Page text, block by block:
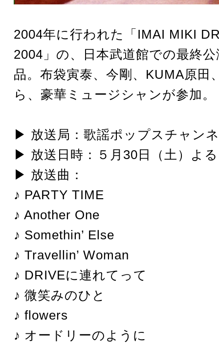
2004年に行われた「IMAI MIKI
2004」の、日本武道館での最終
品。布袋寅泰、今剛、KUMA原田
ら、豪華ミュージシャンが参加。
▶ 放送局：歌謡ポップスチャン
▶ 放送日時：５月30日（土）よ
▶ 放送曲：
♪ PARTY TIME
♪ Another One
♪ Somethin’ Else
♪ Travellin’ Woman
♪ DRIVEに連れてって
♪ 微笑みのひと
♪ flowers
♪ オードリーのように